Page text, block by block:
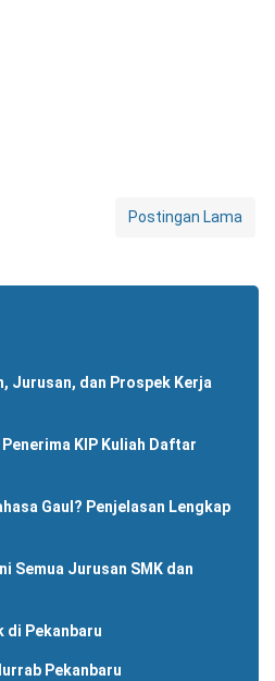
Postingan Lama
Jurusan, dan Prospek Kerja
KIP Kuliah Daftar
Gaul? Penjelasan Lengkap
Semua Jurusan SMK dan
di Pekanbaru
Pekanbaru